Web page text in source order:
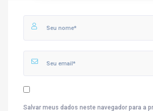
Salvar meus dados neste navegador para a